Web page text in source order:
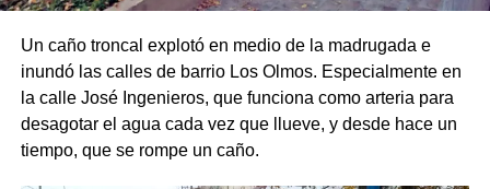
Un caño troncal explotó en medio de la madrugada e
inundó las calles de barrio Los Olmos. Especialmente en
la calle José Ingenieros, que funciona como arteria para
desagotar el agua cada vez que llueve, y desde hace un
tiempo, que se rompe un caño.